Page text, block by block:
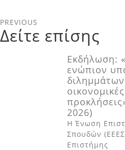
PREVIOUS
Δείτε επίσης
Εκδήλωση:
ενώπιον
2026)
H Ένωση
Σπουδών
Επιστήµης